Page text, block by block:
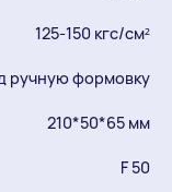
125-150 кгс/см²
ручную формовку
210*50*65 мм
F 50